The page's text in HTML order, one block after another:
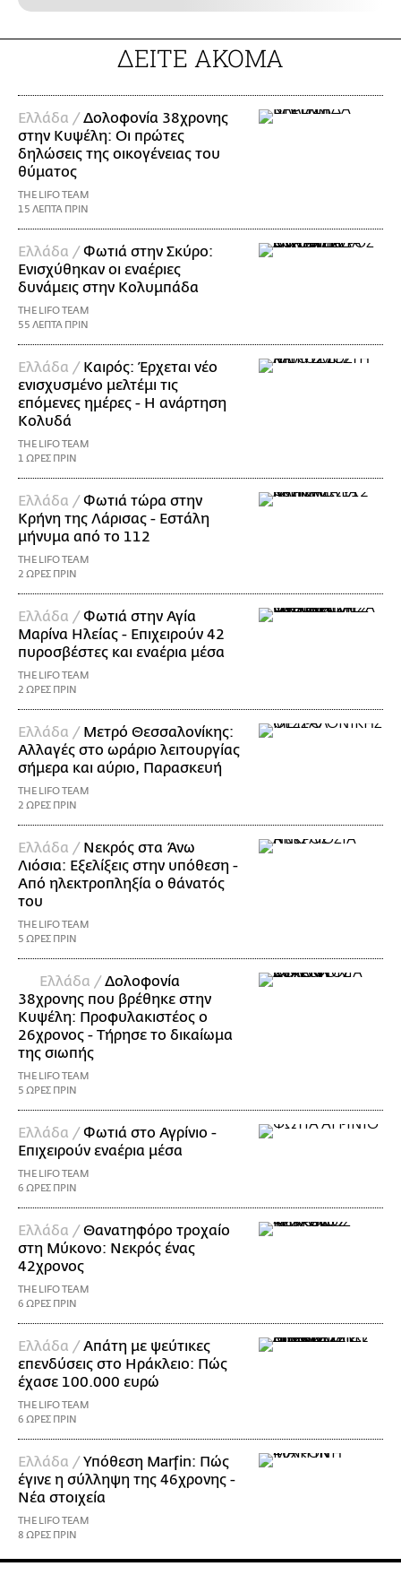
ΔΕΙΤΕ ΑΚΟΜΑ
Ελλάδα /Δολοφονία 38χρονης
στην Κυψέλη: Οι πρώτες
δηλώσεις της οικογένειας του
θύματος
THE LIFO TEAM
15 ΛΕΠΤΑ ΠΡΙΝ
Ελλάδα /Φωτιά στην Σκύρο:
Ενισχύθηκαν οι εναέριες
δυνάμεις στην Κολυμπάδα
THE LIFO TEAM
55 ΛΕΠΤΑ ΠΡΙΝ
Ελλάδα / Καιρός: Έρχεται νέο
ενισχυσμένο μελτέμι τις
επόμενες ημέρες - Η ανάρτηση
Κολυδά
THE LIFO TEAM
1 ΩΡΕΣ ΠΡΙΝ
Ελλάδα /Φωτιά τώρα στην
Κρήνη της Λάρισας - Εστάλη
μήνυμα από το 112
THE LIFO TEAM
2 ΩΡΕΣ ΠΡΙΝ
Ελλάδα /Φωτιά στην Αγία
Μαρίνα Ηλείας - Επιχειρούν 42
πυροσβέστες και εναέρια μέσα
THE LIFO TEAM
2 ΩΡΕΣ ΠΡΙΝ
Ελλάδα / Μετρό Θεσσαλονίκης:
Αλλαγές στο ωράριο λειτουργίας
σήμερα και αύριο, Παρασκευή
THE LIFO TEAM
2 ΩΡΕΣ ΠΡΙΝ
Ελλάδα / Νεκρός στα Άνω
Λιόσια: Εξελίξεις στην υπόθεση -
Από ηλεκτροπληξία ο θάνατός
του
THE LIFO TEAM
5 ΩΡΕΣ ΠΡΙΝ
Ελλάδα /Δολοφονία
38χρονης που βρέθηκε στην
Κυψέλη: Προφυλακιστέος ο
26χρονος - Τήρησε το δικαίωμα
της σιωπής
THE LIFO TEAM
5 ΩΡΕΣ ΠΡΙΝ
Ελλάδα /Φωτιά στο Αγρίνιο -
Επιχειρούν εναέρια μέσα
THE LIFO TEAM
6 ΩΡΕΣ ΠΡΙΝ
Ελλάδα /Θανατηφόρο τροχαίο
στη Μύκονο: Νεκρός ένας
42χρονος
THE LIFO TEAM
6 ΩΡΕΣ ΠΡΙΝ
Ελλάδα /Απάτη με ψεύτικες
επενδύσεις στο Ηράκλειο: Πώς
έχασε 100.000 ευρώ
THE LIFO TEAM
6 ΩΡΕΣ ΠΡΙΝ
Ελλάδα /Υπόθεση Marfin: Πώς
έγινε η σύλληψη της 46χρονης -
Νέα στοιχεία
THE LIFO TEAM
8 ΩΡΕΣ ΠΡΙΝ